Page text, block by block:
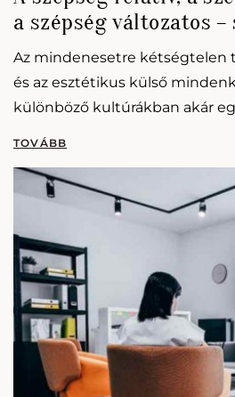
a szépség változatos
közhelyek vagy valódi
a mondatok?
Az mindenesetre kétségtelen
és az esztétikus külső
különböző kultúrákban akár